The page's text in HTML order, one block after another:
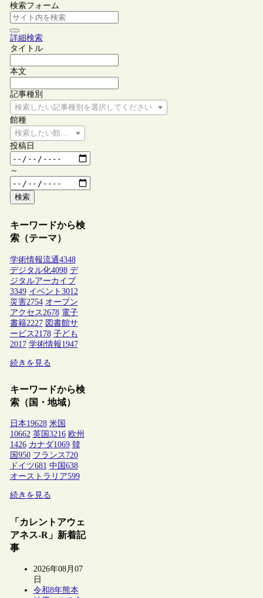
検索フォーム
詳細検索
タイトル
本文
記事種別
検索したい記事種別を選択してください
館種
検索したい館種を選択してください
投稿日
～
検索
キーワードから検
索（テーマ）
学術情報流通4348
デジタル化4098 デ
ジタルアーカイブ
3349 イベント 3012
災害2754 オープン
アクセス 2678 電子
書籍2227 図書館サ
ービス 2178 子ども
2017 学術情報1947
続きを見る
キーワードから検
索（国・地域）
日本19628 米国
10662 英国 3216 欧州
1426 カナダ1069 韓
国 950 フランス 720
ドイツ681 中国 638
オーストラリア599
続きを見る
「カレントアウェ
アネス-R」新着記
事
2026年08月07
日
令和8年熊本